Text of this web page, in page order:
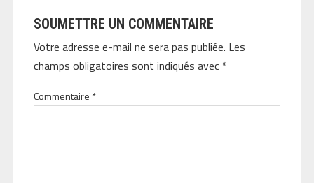
SOUMETTRE UN COMMENTAIRE
Votre adresse e-mail ne sera pas publiée. Les
champs obligatoires sont indiqués avec *
Commentaire *